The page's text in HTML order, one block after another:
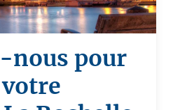
nous pour